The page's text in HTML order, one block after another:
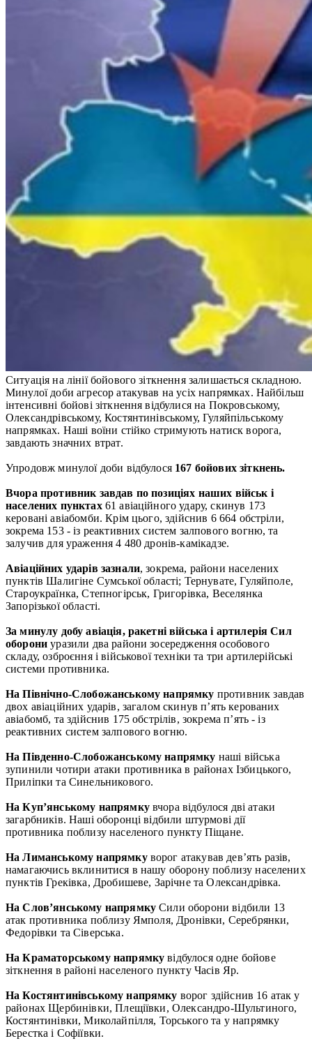
Ситуація на лінії бойового зіткнення залишається складною.
Минулої доби агресор атакував на усіх напрямках. Найбільш
інтенсивні бойові зіткнення відбулися на Покровському,
Олександрівському, Костянтинівському, Гуляйпільському
напрямках. Наші воїни стійко стримують натиск ворога,
завдають значних втрат.
Упродовж минулої доби відбулося 167 бойових зіткнень.
Вчора противник завдав по позиціях наших військ і
населених пунктах 61 авіаційного удару, скинув 173
керовані авіабомби. Крім цього, здійснив 6 664 обстріли,
зокрема 153 - із реактивних систем залпового вогню, та
залучив для ураження 4 480 дронів-камікадзе.
Авіаційних ударів зазнали, зокрема, райони населених
пунктів Шалигіне Сумської області; Тернувате, Гуляйполе,
Староукраїнка, Степногірськ, Григорівка, Веселянка
Запорізької області.
За минулу добу авіація, ракетні війська і артилерія Сил
оборониуразили два райони зосередження особового
складу, озброєння і військової техніки та три артилерійські
системи противника.
На Північно-Слобожанському напрямку противник завдав
двох авіаційних ударів, загалом скинув п’ять керованих
авіабомб, та здійснив 175 обстрілів, зокрема п’ять - із
реактивних систем залпового вогню.
На Південно-Слобожанському напрямку наші війська
зупинили чотири атаки противника в районах Ізбицького,
Приліпки та Синельникового.
На Куп’янському напрямку вчора відбулося дві атаки
загарбників. Наші оборонці відбили штурмові дії
противника поблизу населеного пункту Піщане.
На Лиманському напрямку ворог атакував дев’ять разів,
намагаючись вклинитися в нашу оборону поблизу населених
пунктів Греківка, Дробишеве, Зарічне та Олександрівка.
На Слов’янському напрямку Сили оборони відбили 13
атак противника поблизу Ямполя, Дронівки, Серебрянки,
Федорівки та Сіверська.
На Краматорському напрямку відбулося одне бойове
зіткнення в районі населеного пункту Часів Яр.
На Костянтинівському напрямку ворог здійснив 16 атак у
районах Щербинівки, Плещіївки, Олександро-Шультиного,
Костянтинівки, Миколайпілля, Торського та у напрямку
Берестка і Софіївки.